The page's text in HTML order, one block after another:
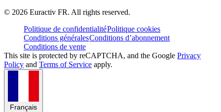
© 2026 Euractiv FR. All rights reserved.
Politique de confidentialitéPolitique cookies
Conditions généralesConditions d’abonnement
Conditions de vente
This site is protected by reCAPTCHA, and the Google Privacy
Policy and Terms of Service apply.
Français